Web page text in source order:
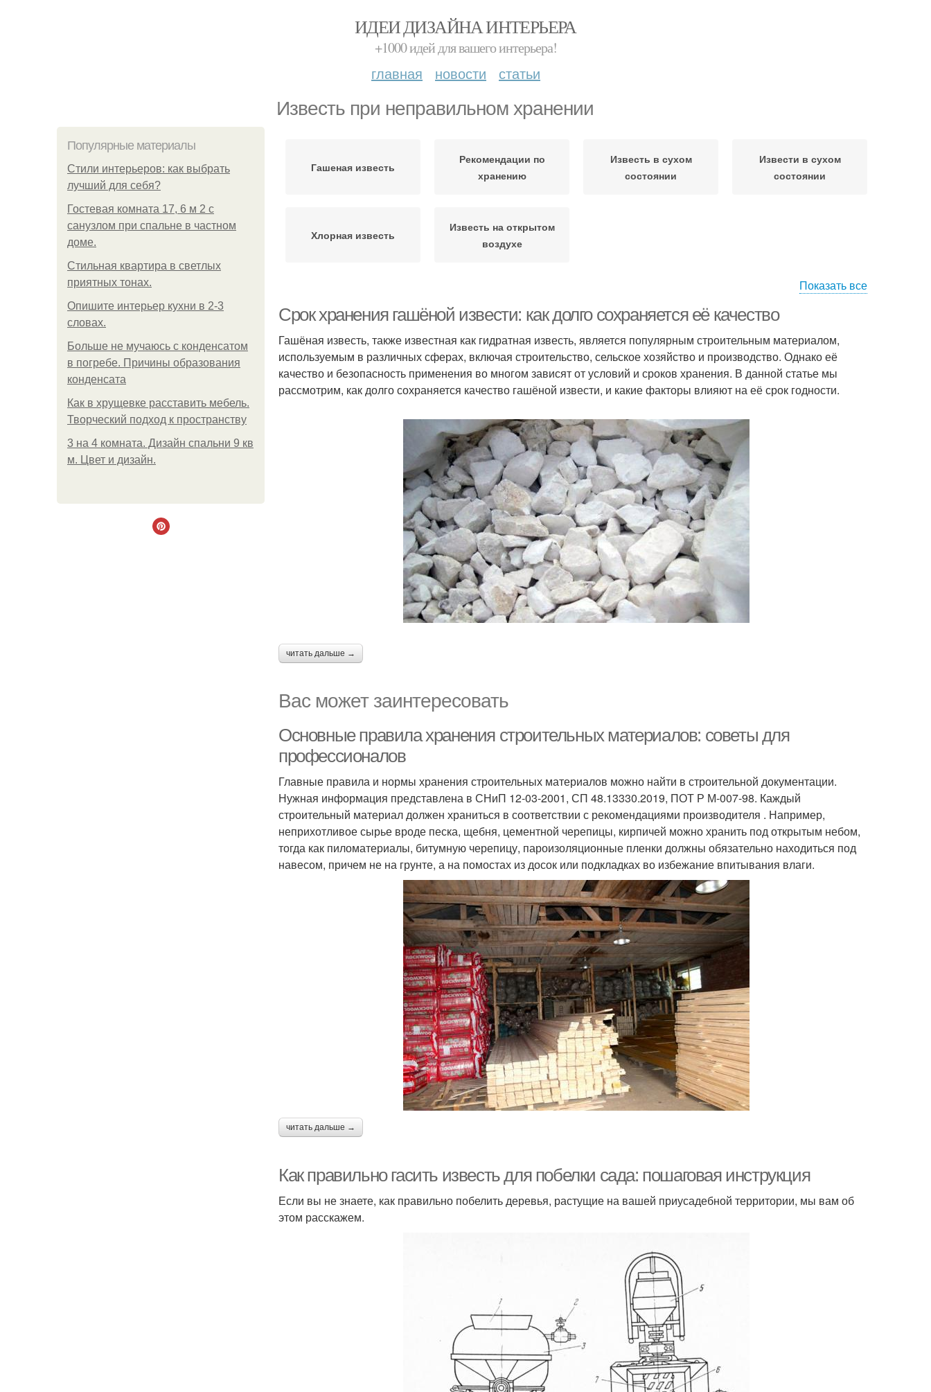
ИДЕИ ДИЗАЙНА ИНТЕРЬЕРА
+1000 идей для вашего интерьера!
главная новости статьи
Известь при неправильном хранении
Популярные материалы
Стили интерьеров: как выбрать
лучший для себя?
Гостевая комната 17, 6 м 2 с
санузлом при спальне в частном
доме.
Стильная квартира в светлых
приятных тонах.
Опишите интерьер кухни в 2-3
словах.
Больше не мучаюсь с конденсатом
в погребе. Причины образования
конденсата
Как в хрущевке расставить мебель.
Творческий подход к пространству
3 на 4 комната. Дизайн спальни 9 кв
м. Цвет и дизайн.
Гашеная известь
Рекомендации по
хранению
Известь в сухом
состоянии
Извести в сухом
состоянии
Хлорная известь
Известь на открытом
воздухе
Показать все
Срок хранения гашёной извести: как долго сохраняется её качество
Гашёная известь, также известная как гидратная известь, является популярным строительным материалом,
используемым в различных сферах, включая строительство, сельское хозяйство и производство. Однако её
качество и безопасность применения во многом зависят от условий и сроков хранения. В данной статье мы
рассмотрим, как долго сохраняется качество гашёной извести, и какие факторы влияют на её срок годности.
читать дальше →
Вас может заинтересовать
Основные правила хранения строительных материалов: советы для
профессионалов
Главные правила и нормы хранения строительных материалов можно найти в строительной документации.
Нужная информация представлена в СНиП 12-03-2001, СП 48.13330.2019, ПОТ Р М-007-98. Каждый
строительный материал должен храниться в соответствии с рекомендациями производителя . Например,
неприхотливое сырье вроде песка, щебня, цементной черепицы, кирпичей можно хранить под открытым небом,
тогда как пиломатериалы, битумную черепицу, пароизоляционные пленки должны обязательно находиться под
навесом, причем не на грунте, а на помостах из досок или подкладках во избежание впитывания влаги.
читать дальше →
Как правильно гасить известь для побелки сада: пошаговая инструкция
Если вы не знаете, как правильно побелить деревья, растущие на вашей приусадебной территории, мы вам об
этом расскажем.